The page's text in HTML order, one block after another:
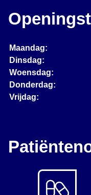
Maandag:
Dinsdag:
Woensdag:
Donderdag:
Vrijdag: